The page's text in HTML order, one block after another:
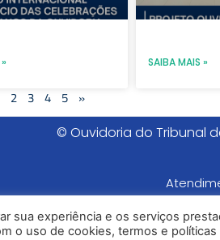
SAIBA MAIS »
2 3 4 5 »
© Ouvidoria do Tribunal
Tel:
sua experiência e os serviços
o uso de cookies, termos e políticas